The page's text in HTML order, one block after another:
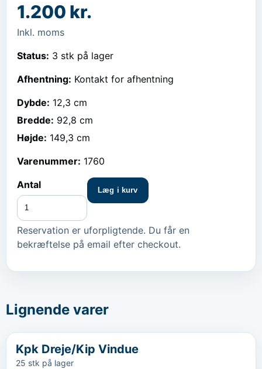
1.200 kr.
Inkl. moms
Status: 3 stk på lager
Afhentning: Kontakt for afhentning
Dybde: 12,3 cm
Bredde: 92,8 cm
Højde: 149,3 cm
Varenummer: 1760
Antal
Læg i kurv
Reservation er uforpligtende. Du får en
bekræftelse på email efter checkout.
Lignende varer
‹
Favorit
Kpk Dreje/Kip Vindue
25 stk på lager